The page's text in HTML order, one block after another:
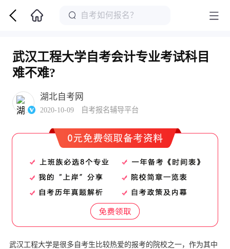
武汉工程大学自考会计专业考试科目
难不难?
湖北自考网
2020-10-09 自考报名辅导平台
武汉工程大学是很多自考生比较热爱的报考的院校之一，作为其中